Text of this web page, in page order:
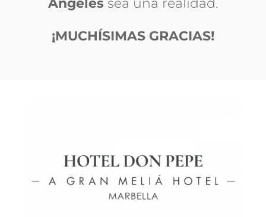
Ángeles sea una realidad.
¡MUCHÍSIMAS GRACIAS!